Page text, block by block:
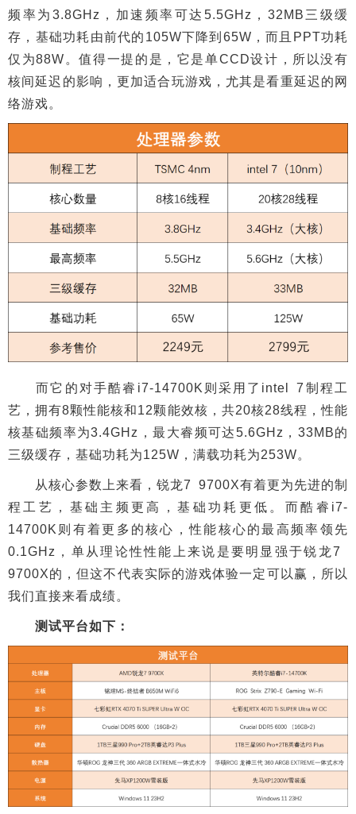
频率为3.8GHz，加速频率可达5.5GHz，32MB三级缓
存，基础功耗由前代的105W下降到65W，而且PPT功耗
仅为88W。值得一提的是，它是单CCD设计，所以没有
核间延迟的影响，更加适合玩游戏，尤其是看重延迟的网
络游戏。
而它的对手酷睿i7-14700K则采用了intel 7制程工
艺，拥有8颗性能核和12颗能效核，共20核28线程，性能
核基础频率为3.4GHz，最大睿频可达5.6GHz，33MB的
三级缓存，基础功耗为125W，满载功耗为253W。
从核心参数上来看，锐龙7 9700X有着更为先进的制
程工艺，基础主频更高，基础功耗更低。而酷睿i7-
14700K则有着更多的核心，性能核心的最高频率领先
0.1GHz，单从理论性性能上来说是要明显强于锐龙7
9700X的，但这不代表实际的游戏体验一定可以赢，所以
我们直接来看成绩。
测试平台如下：